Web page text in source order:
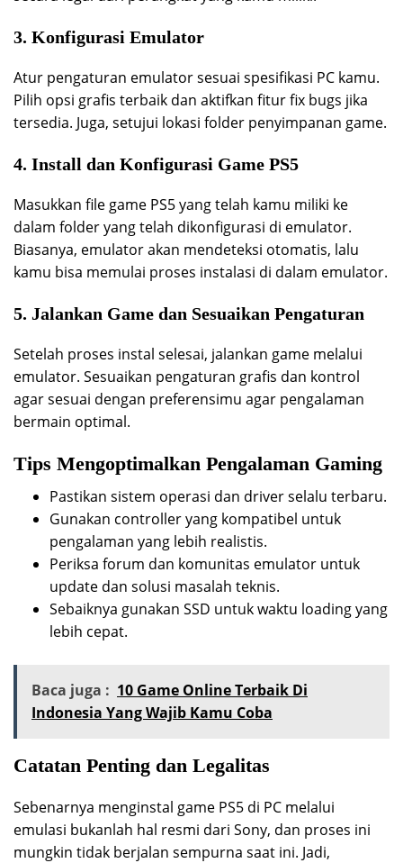
3. Konfigurasi Emulator
Atur pengaturan emulator sesuai spesifikasi PC kamu.
Pilih opsi grafis terbaik dan aktifkan fitur fix bugs jika
tersedia. Juga, setujui lokasi folder penyimpanan game.
4. Install dan Konfigurasi Game PS5
Masukkan file game PS5 yang telah kamu miliki ke
dalam folder yang telah dikonfigurasi di emulator.
Biasanya, emulator akan mendeteksi otomatis, lalu
kamu bisa memulai proses instalasi di dalam emulator.
5. Jalankan Game dan Sesuaikan Pengaturan
Setelah proses instal selesai, jalankan game melalui
emulator. Sesuaikan pengaturan grafis dan kontrol
agar sesuai dengan preferensimu agar pengalaman
bermain optimal.
Tips Mengoptimalkan Pengalaman Gaming
Pastikan sistem operasi dan driver selalu terbaru.
Gunakan controller yang kompatibel untuk
pengalaman yang lebih realistis.
Periksa forum dan komunitas emulator untuk
update dan solusi masalah teknis.
Sebaiknya gunakan SSD untuk waktu loading yang
lebih cepat.
Baca juga : 10 Game Online Terbaik Di
Indonesia Yang Wajib Kamu Coba
Catatan Penting dan Legalitas
Sebenarnya menginstal game PS5 di PC melalui
emulasi bukanlah hal resmi dari Sony, dan proses ini
mungkin tidak berjalan sempurna saat ini. Jadi,